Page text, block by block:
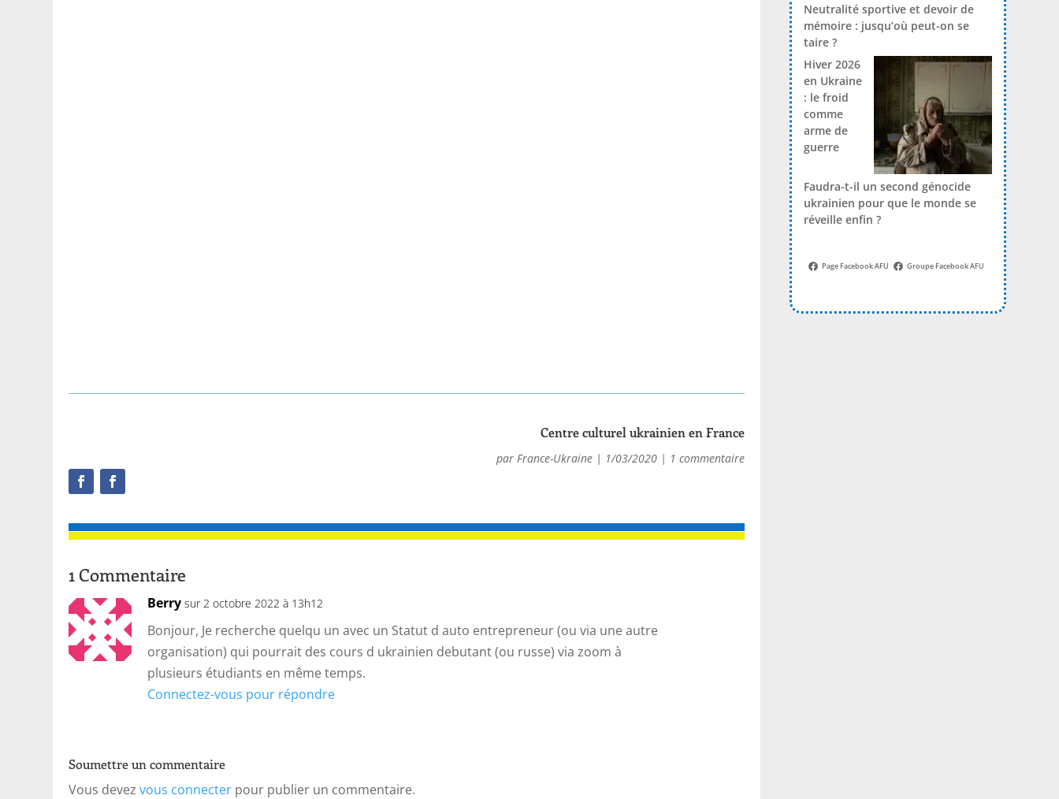
Centre culturel ukrainien en France
parFrance-Ukraine | 1/03/2020 | 1 commentaire
1 Commentaire
Berry sur 2 octobre 2022 à 13h12
Bonjour, Je recherche quelqu un avec un Statut d auto entrepreneur (ou via une autre
organisation) qui pourrait des cours d ukrainien debutant (ou russe) via zoom à
plusieurs étudiants en même temps.
Connectez-vous pour répondre
Soumettre un commentaire
Vous devezvous connecter pour publier un commentaire.
Neutralité sportive et devoir de
mémoire : jusqu’où peut-on se
taire ?
Hiver 2026
en Ukraine
: le froid
comme
arme de
guerre
Faudra-t-il un second génocide
ukrainien pour que le monde se
réveille enfin ?
Page Facebook AFU Groupe Facebook AFU